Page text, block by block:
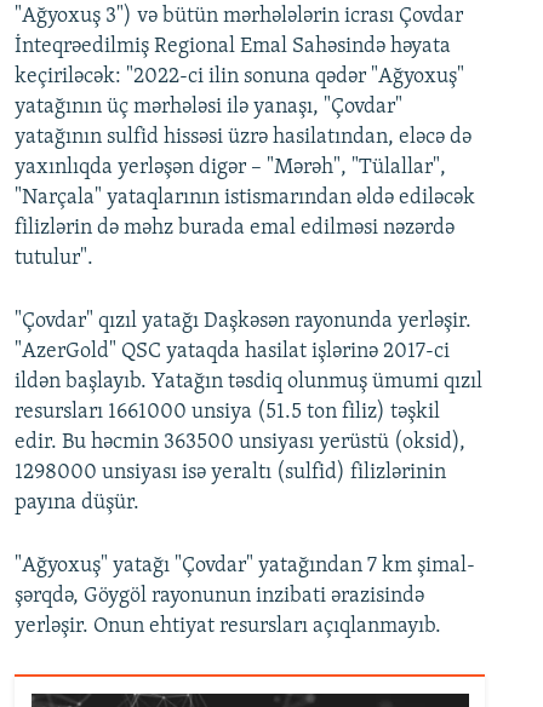
"Ağyoxuş 3") və bütün mərhələlərin icrası Çovdar
İnteqrəedilmiş Regional Emal Sahəsində həyata
keçiriləcək: "2022-ci ilin sonuna qədər "Ağyoxuş"
yatağının üç mərhələsi ilə yanaşı, "Çovdar"
yatağının sulfid hissəsi üzrə hasilatından, eləcə də
yaxınlıqda yerləşən digər – "Mərəh", "Tülallar",
"Narçala" yataqlarının istismarından əldə ediləcək
filizlərin də məhz burada emal edilməsi nəzərdə
tutulur".
"Çovdar" qızıl yatağı Daşkəsən rayonunda yerləşir.
"AzerGold" QSC yataqda hasilat işlərinə 2017-ci
ildən başlayıb. Yatağın təsdiq olunmuş ümumi qızıl
resursları 1661000 unsiya (51.5 ton filiz) təşkil
edir. Bu həcmin 363500 unsiyası yerüstü (oksid),
1298000 unsiyası isə yeraltı (sulfid) filizlərinin
payına düşür.
"Ağyoxuş" yatağı "Çovdar" yatağından 7 km şimal-
şərqdə, Göygöl rayonunun inzibati ərazisində
yerləşir. Onun ehtiyat resursları açıqlanmayıb.